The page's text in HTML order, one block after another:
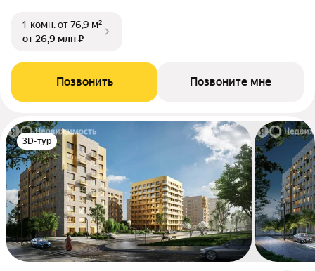
1-комн.от 76,9 м²
от 26,9 млн ₽
Позвонить Позвоните мне
3D-тур